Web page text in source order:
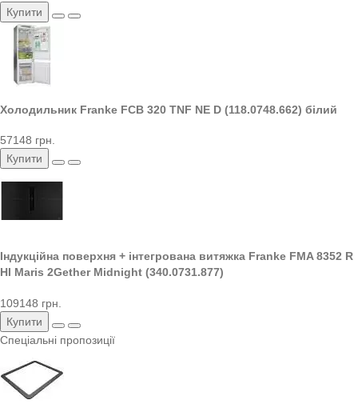
Купити
Холодильник Franke FCB 320 TNF NE D (118.0748.662) білий
57148 грн.
Купити
Індукційна поверхня + інтегрована витяжка Franke FMA 8352 R
HI Maris 2Gether Midnight (340.0731.877)
109148 грн.
Купити
Спеціальні пропозиції